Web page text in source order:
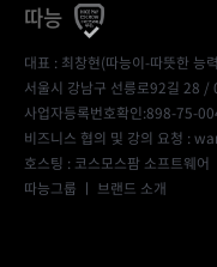
따능
대표 : 최창현(따능이-따뜻한 능
서울시 강남구 선릉로92길 28
사업자등록번호확인:898-75-
비즈니스 협의 및 강의 요청 :
호스팅 : 코스모스팜 소프트웨어
따능그룹 ㅣ 브랜드 소개